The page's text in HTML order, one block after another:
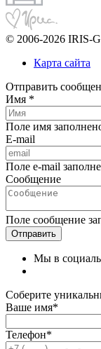
© 2006-2026 IRIS-
Карта сайта
Отправить
Имя *
Поле имя
E-mail
Поле e-mail
Сообщение
Поле сообщение
Мы в
Соберите
Ваше имя*
Телефон*